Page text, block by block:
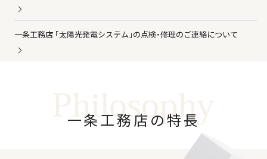
一条工務店 ｢太陽光発電システム｣の点検・修理のご連絡について
一条工務店の特長